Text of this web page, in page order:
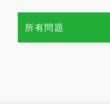
所有問題